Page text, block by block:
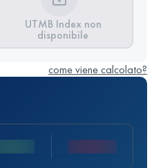
UTMB Index non
disponibile
come viene calcolato?